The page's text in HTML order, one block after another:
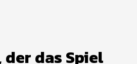
der das Spiel